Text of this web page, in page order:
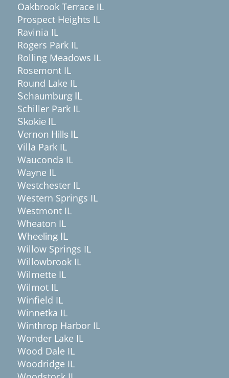
Oakbrook Terrace IL
Prospect Heights IL
Ravinia IL
Rogers Park IL
Rolling Meadows IL
Rosemont IL
Round Lake IL
Schaumburg IL
Schiller Park IL
Skokie IL
Vernon Hills IL
Villa Park IL
Wauconda IL
Wayne IL
Westchester IL
Western Springs IL
Westmont IL
Wheaton IL
Wheeling IL
Willow Springs IL
Willowbrook IL
Wilmette IL
Wilmot IL
Winfield IL
Winnetka IL
Winthrop Harbor IL
Wonder Lake IL
Wood Dale IL
Woodridge IL